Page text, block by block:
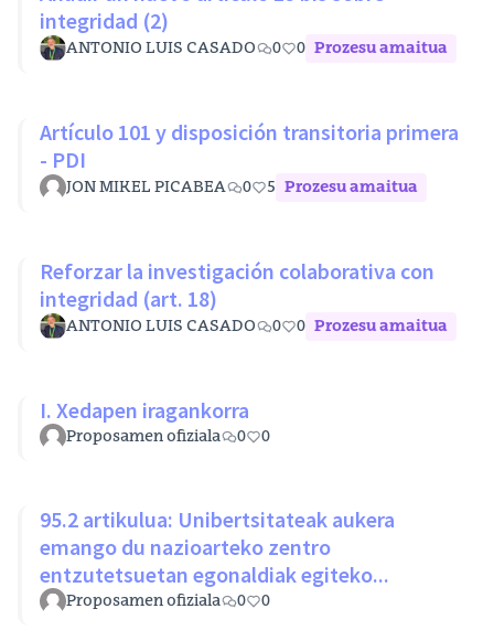
integridad (2)
ANTONIO LUIS CASADO 0 0 Prozesu amaitua
Artículo 101 y disposición transitoria primera
- PDI
JON MIKEL PICABEA 0 5 Prozesu amaitua
Reforzar la investigación colaborativa con
integridad (art. 18)
ANTONIO LUIS CASADO 0 0 Prozesu amaitua
I. Xedapen iragankorra
Proposamen ofiziala 0 0
95.2 artikulua: Unibertsitateak aukera
emango du nazioarteko zentro
entzutetsuetan egonaldiak egiteko...
Proposamen ofiziala 0 0